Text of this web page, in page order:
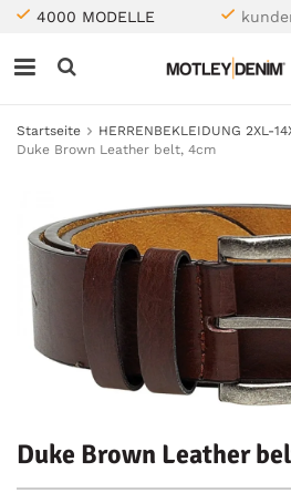
4000 MODELLE
Startseite HERRENBEKLEIDUNG 2XL-
Duke Brown Leather belt, 4cm
Duke Brown Leather